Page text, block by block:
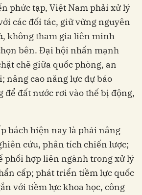
phức tạp, Việt Nam phải xử lý
các đối tác, giữ vững nguyên
không tham gia liên minh
bên. Đại hội nhấn mạnh
chẽ giữa quốc phòng, an
nâng cao năng lực dự báo
để đất nước rơi vào thế bị động,
bách hiện nay là phải nâng
cứu, phân tích chiến lược;
phối hợp liên ngành trong xử lý
cấp; phát triển tiềm lực quốc
với tiềm lực khoa học, công